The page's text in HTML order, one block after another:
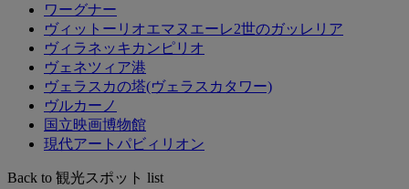
ワーグナー
ヴィットーリオエマヌエーレ2世のガッレリア
ヴィラネッキカンピリオ
ヴェネツィア港
ヴェラスカの塔(ヴェラスカタワー)
ヴルカーノ
国立映画博物館
現代アートパビィリオン
Back to 観光スポット list